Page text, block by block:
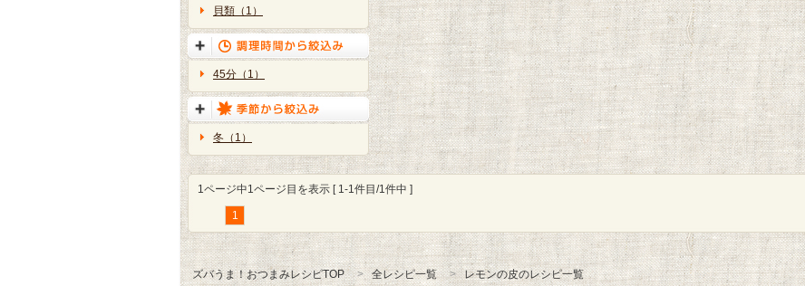
貝類（1）
45分（1）
冬（1）
1ページ中1ページ目を表示 [ 1-1件目/1件中 ]
1
ズバうま！おつまみレシピTOP 全レシピ一覧
レモンの皮のレシピ一覧